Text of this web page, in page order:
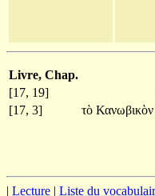
Livre, Chap.
[17, 19]
[17, 3]
τὸ Κανωβικὸν
| Lecture | Liste du